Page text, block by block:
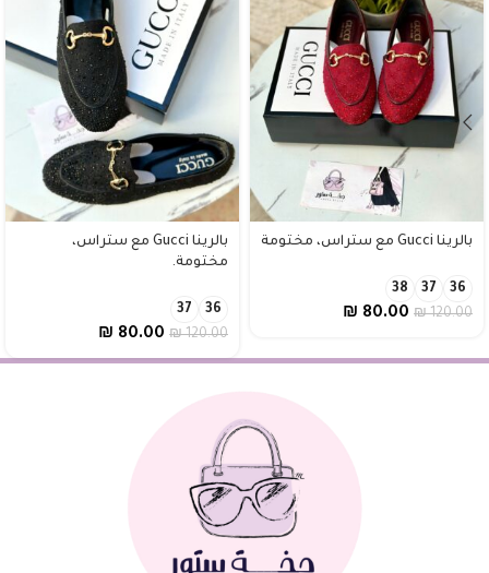
بالرينا Gucci مع ستراس، مختومة
36
37
38
₪120.00
₪ 80.00
بالرينا Gucci مع ستراس،
مختومة.
36
37
₪120.00
₪ 80.00